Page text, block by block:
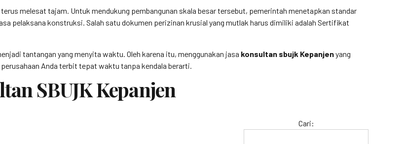
melesat tajam. Untuk mendukung pembangunan skala besar tersebut, pemerintah menetapkan standar
pelaksana konstruksi. Salah satu dokumen perizinan krusial yang mutlak harus dimiliki adalah Sertifikat
tantangan yang menyita waktu. Oleh karena itu, menggunakan jasa konsultan sbujk Kepanjenyang
Anda terbit tepat waktu tanpa kendala berarti.
SBUJK Kepanjen
Cari: